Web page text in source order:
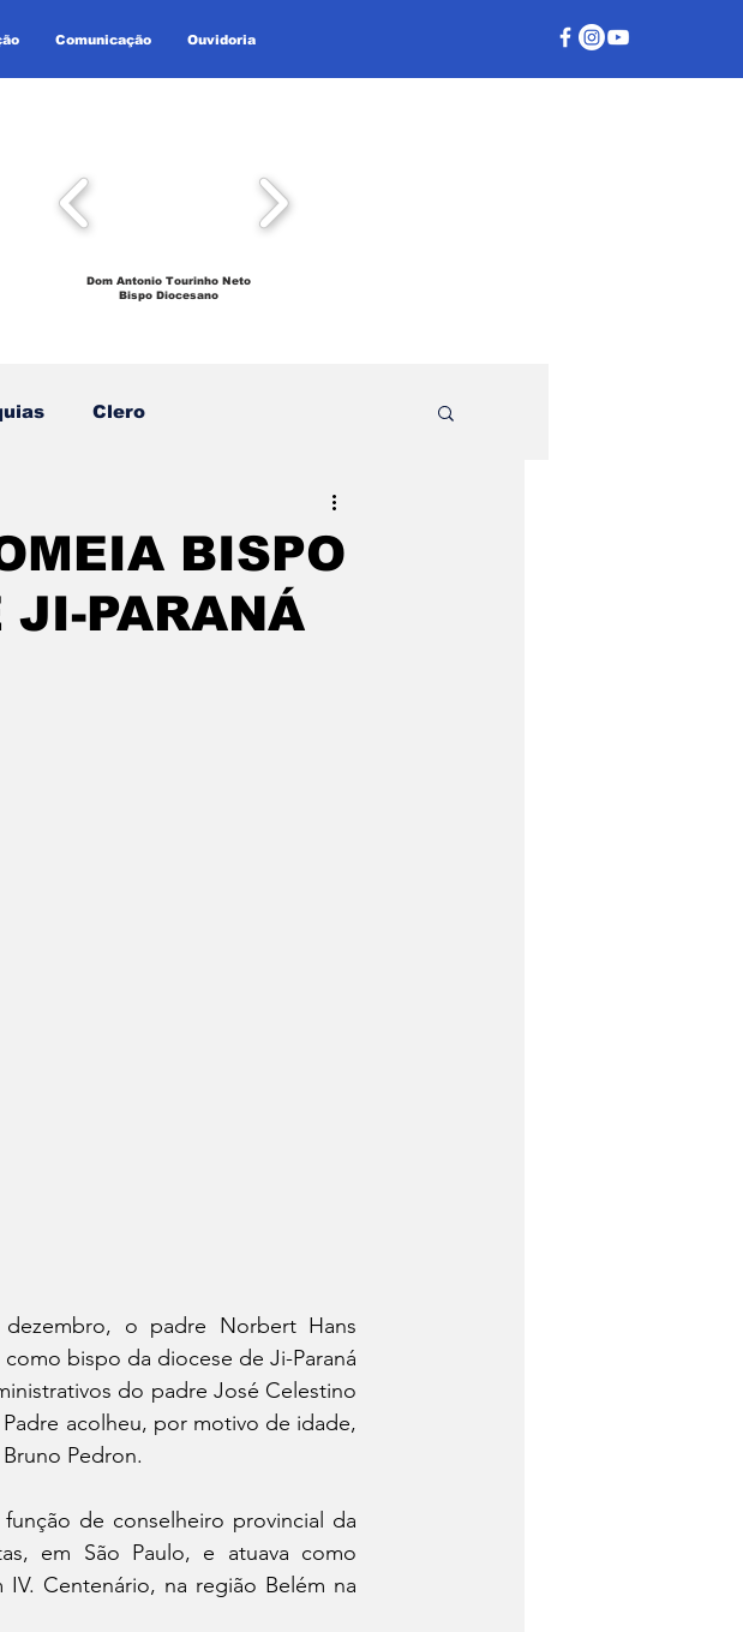
Comunicação Ouvidoria
Dom Antonio Tourinho Neto
Bispo Diocesano
Clero
BISPO
JI-PARANÁ
o padre Norbert Hans
bispo da diocese de Ji-Paraná
do padre José Celestino
acolheu, por motivo de idade,
Pedron.
de conselheiro provincial da
em São Paulo, e atuava como
Centenário, na região Belém na